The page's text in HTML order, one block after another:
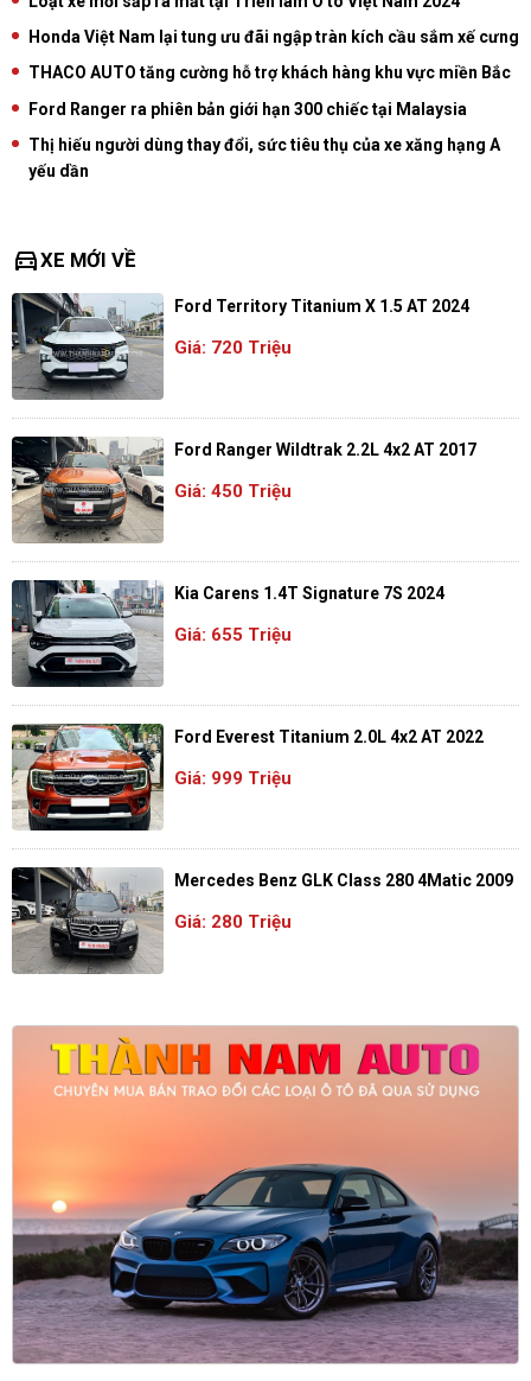
Honda Việt Nam lại tung ưu đãi ngập tràn kích cầu sắm xế cưng
THACO AUTO tăng cường hỗ trợ khách hàng khu vực miền Bắc
Ford Ranger ra phiên bản giới hạn 300 chiếc tại Malaysia
Thị hiếu người dùng thay đổi, sức tiêu thụ của xe xăng hạng A
yếu dần
directions_carXE MỚI VỀ
Ford Territory Titanium X 1.5 AT 2024
Giá: 720 Triệu
Ford Ranger Wildtrak 2.2L 4x2 AT 2017
Giá: 450 Triệu
Kia Carens 1.4T Signature 7S 2024
Giá: 655 Triệu
Ford Everest Titanium 2.0L 4x2 AT 2022
Giá: 999 Triệu
Mercedes Benz GLK Class 280 4Matic 2009
Giá: 280 Triệu